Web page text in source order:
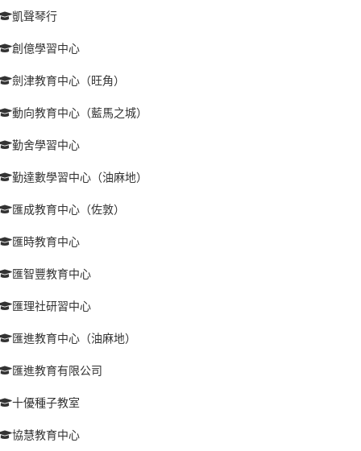
凱聲琴行
創億學習中心
劍津教育中心（旺角）
動向教育中心（藍馬之城）
勤舍學習中心
勤達數學習中心（油麻地）
匯成教育中心（佐敦）
匯時教育中心
匯智豐教育中心
匯理社研習中心
匯進教育中心（油麻地）
匯進教育有限公司
十優種子教室
協慧教育中心